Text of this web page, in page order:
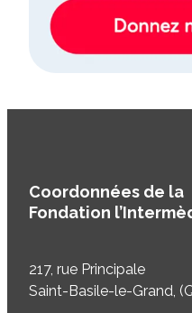
Coordonnées de la
Fondation
217, rue Principale
Saint-Basile-le-Grand,